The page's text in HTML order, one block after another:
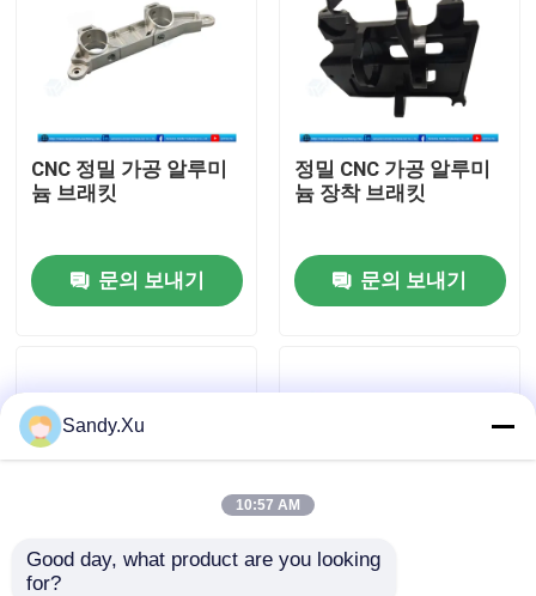
VR 전시회
우리에 대하여
공장 여행
품질 관리
뉴스
인용문을 요구하세요
CNC 정밀 가공 알루미
늄 브래킷
문의 보내기
정밀 CNC 가공 알루미
늄 장착 브래킷
문의 보내기
Customized injection
Sandy.Xu
10:57 AM
Good day, what product are you looking
for?